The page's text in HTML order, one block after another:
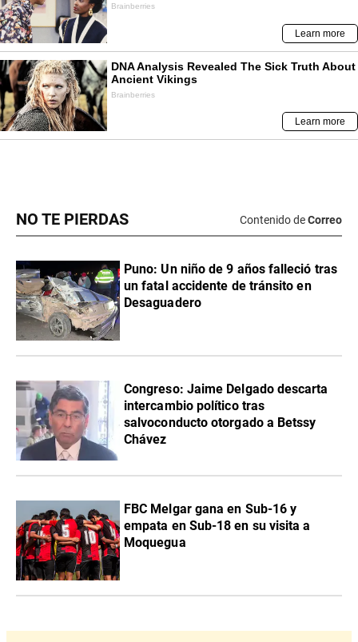
NO TE PIERDAS Contenido deCorreo
Puno: Un niño de 9 años falleció tras
un fatal accidente de tránsito en
Desaguadero
Congreso: Jaime Delgado descarta
intercambio político tras
salvoconducto otorgado a Betssy
Chávez
FBC Melgar gana en Sub-16 y
empata en Sub-18 en su visita a
Moquegua